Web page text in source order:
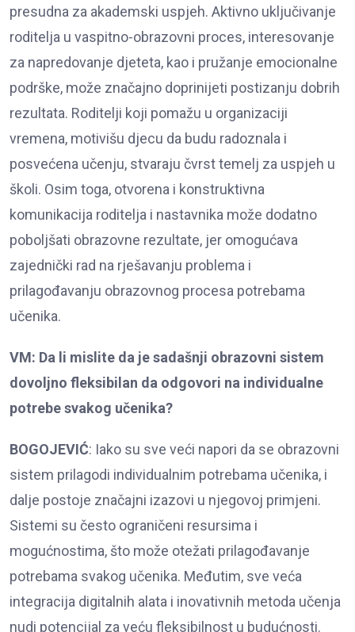
presudna za akademski uspjeh. Aktivno uključivanje
roditelja u vaspitno-obrazovni proces, interesovanje
za napredovanje djeteta, kao i pružanje emocionalne
podrške, može značajno doprinijeti postizanju dobrih
rezultata. Roditelji koji pomažu u organizaciji
vremena, motivišu djecu da budu radoznala i
posvećena učenju, stvaraju čvrst temelj za uspjeh u
školi. Osim toga, otvorena i konstruktivna
komunikacija roditelja i nastavnika može dodatno
poboljšati obrazovne rezultate, jer omogućava
zajednički rad na rješavanju problema i
prilagođavanju obrazovnog procesa potrebama
učenika.
VM: Da li mislite da je sadašnji obrazovni sistem
dovoljno fleksibilan da odgovori na individualne
potrebe svakog učenika?
BOGOJEVIĆ: Iako su sve veći napori da se obrazovni
sistem prilagodi individualnim potrebama učenika, i
dalje postoje značajni izazovi u njegovoj primjeni.
Sistemi su često ograničeni resursima i
mogućnostima, što može otežati prilagođavanje
potrebama svakog učenika. Međutim, sve veća
integracija digitalnih alata i inovativnih metoda učenja
nudi potencijal za veću fleksibilnost u budućnosti.